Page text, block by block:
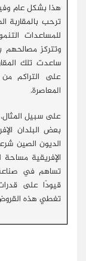
هذا بشكل عام
ترحب بالمقاربة
للمساعدات
وتتركز مصالحهم
ساعدت تلك
على التراكم
المعاصرة.
على سبيل
بعض البلدان
الديون الصين
الإفريقية مساحة
تساهم في
قيودًا على
تغطي هذه